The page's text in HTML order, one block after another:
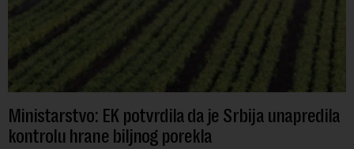
Ministarstvo: EK potvrdila da je Srbija unapredila
kontrolu hrane biljnog porekla